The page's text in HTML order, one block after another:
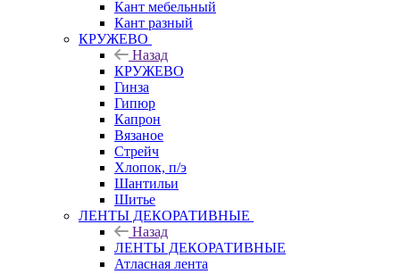
Кант мебельный
Кант разный
КРУЖЕВО
Назад
КРУЖЕВО
Гинза
Гипюр
Капрон
Вязаное
Стрейч
Хлопок, п/э
Шантильи
Шитье
ЛЕНТЫ ДЕКОРАТИВНЫЕ
Назад
ЛЕНТЫ ДЕКОРАТИВНЫЕ
Атласная лента